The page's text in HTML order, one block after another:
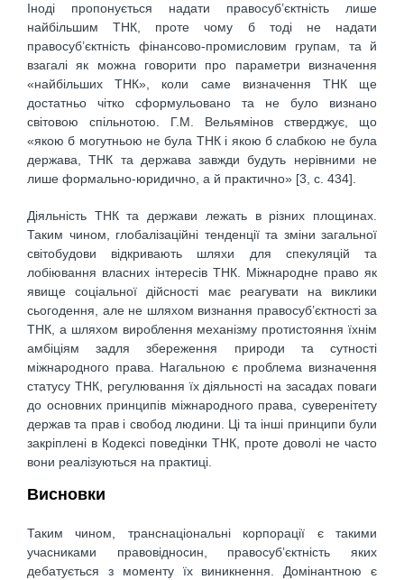
Іноді пропонується надати правосуб’єктність лише
найбільшим ТНК, проте чому б тоді не надати
правосуб’єктність фінансово-промисловим групам, та й
взагалі як можна говорити про параметри визначення
«найбільших ТНК», коли саме визначення ТНК ще
достатньо чітко сформульовано та не було визнано
світовою спільнотою. Г.М. Вельямінов стверджує, що
«якою б могутньою не була ТНК і якою б слабкою не була
держава, ТНК та держава завжди будуть нерівними не
лише формально-юридично, а й практично» [3, с. 434].
Діяльність ТНК та держави лежать в різних площинах.
Таким чином, глобалізаційні тенденції та зміни загальної
світобудови відкривають шляхи для спекуляцій та
лобіювання власних інтересів ТНК. Міжнародне право як
явище соціальної дійсності має реагувати на виклики
сьогодення, але не шляхом визнання правосуб’єктності за
ТНК, а шляхом вироблення механізму протистояння їхнім
амбіціям задля збереження природи та сутності
міжнародного права. Нагальною є проблема визначення
статусу ТНК, регулювання їх діяльності на засадах поваги
до основних принципів міжнародного права, суверенітету
держав та прав і свобод людини. Ці та інші принципи були
закріплені в Кодексі поведінки ТНК, проте доволі не часто
вони реалізуються на практиці.
Висновки
Таким чином, транснаціональні корпорації є такими
учасниками правовідносин, правосуб’єктність яких
дебатується з моменту їх виникнення. Домінантною є